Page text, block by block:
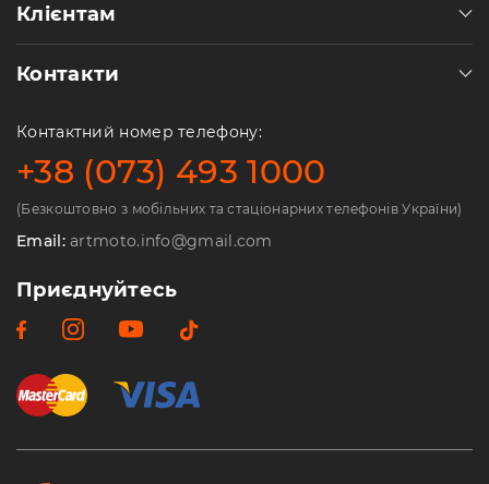
Клієнтам
Контакти
Контактний номер телефону:
+38 (073) 493 1000
(Безкоштовно з мобільних та стаціонарних телефонів України)
Email:artmoto.info@gmail.com
Приєднуйтесь